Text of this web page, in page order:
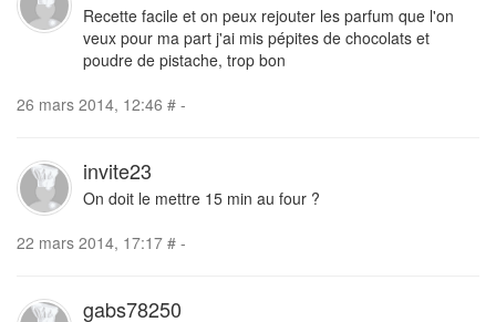
Recette facile et on peux rejouter les parfum que l'on
veux pour ma part j'ai mis pépites de chocolats et
poudre de pistache, trop bon
26 mars 2014, 12:46 # -
invite23
On doit le mettre 15 min au four ?
22 mars 2014, 17:17 # -
gabs78250